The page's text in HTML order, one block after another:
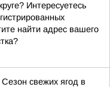
Интересуетесь
найти адрес вашего
свежих ягод в